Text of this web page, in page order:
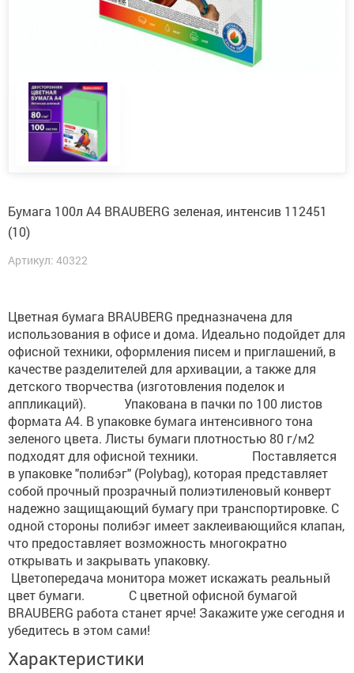
Бумага 100л А4 BRAUBERG зеленая, интенсив 112451
(10)
Артикул: 40322
Цветная бумага BRAUBERG предназначена для
использования в офисе и дома. Идеально подойдет для
офисной техники, оформления писем и приглашений, в
качестве разделителей для архивации, а также для
детского творчества (изготовления поделок и
аппликаций). Упакована в пачки по 100 листов
формата А4. В упаковке бумага интенсивного тона
зеленого цвета. Листы бумаги плотностью 80 г/м2
подходят для офисной техники. Поставляется
в упаковке "полибэг" (Polybag), которая представляет
собой прочный прозрачный полиэтиленовый конверт
надежно защищающий бумагу при транспортировке. С
одной стороны полибэг имеет заклеивающийся клапан,
что предоставляет возможность многократно
открывать и закрывать упаковку.
Цветопередача монитора может искажать реальный
цвет бумаги. С цветной офисной бумагой
BRAUBERG работа станет ярче! Закажите уже сегодня и
убедитесь в этом сами!
Характеристики